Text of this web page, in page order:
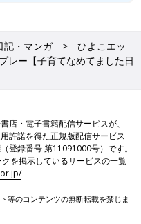
記・マンガ
ひよこエッ
レー【子育てなめてました日
店・電子書籍配信サービスが、
許諾を得た正規版配信サービス
登録番号 第11091000号）です。
クを掲示しているサービスの一覧
等のコンテンツの無断転載を禁じま